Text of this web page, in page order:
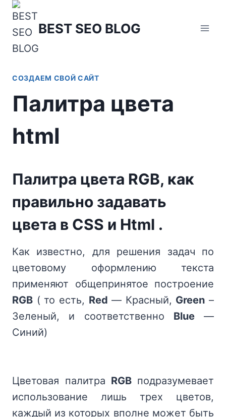
Перейти
содержимому
BEST SEO BLOG
СОЗДАЕМ СВОЙ САЙТ
Палитра цвета
html
Палитра цвета RGB, как
правильно задавать
цвета в CSS и Html .
Как известно, для решения задач по
цветовому оформлению текста
применяют общепринятое построение
RGB ( то есть, Red — Красный, Green –
Зеленый, и соответственно Blue—
Синий)
Цветовая палитра RGB подразумевает
использование лишь трех цветов,
каждый из которых вполне может быть